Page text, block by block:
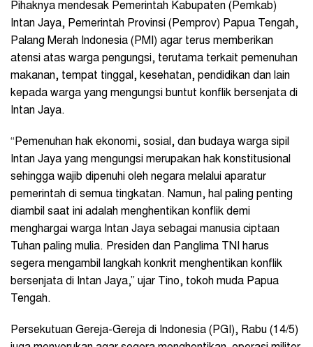
Pihaknya mendesak Pemerintah Kabupaten (Pemkab)
Intan Jaya, Pemerintah Provinsi (Pemprov) Papua Tengah,
Palang Merah Indonesia (PMI) agar terus memberikan
atensi atas warga pengungsi, terutama terkait pemenuhan
makanan, tempat tinggal, kesehatan, pendidikan dan lain
kepada warga yang mengungsi buntut konflik bersenjata di
Intan Jaya.
“Pemenuhan hak ekonomi, sosial, dan budaya warga sipil
Intan Jaya yang mengungsi merupakan hak konstitusional
sehingga wajib dipenuhi oleh negara melalui aparatur
pemerintah di semua tingkatan. Namun, hal paling penting
diambil saat ini adalah menghentikan konflik demi
menghargai warga Intan Jaya sebagai manusia ciptaan
Tuhan paling mulia. Presiden dan Panglima TNI harus
segera mengambil langkah konkrit menghentikan konflik
bersenjata di Intan Jaya,” ujar Tino, tokoh muda Papua
Tengah.
Persekutuan Gereja-Gereja di Indonesia (PGI), Rabu (14/5)